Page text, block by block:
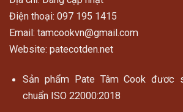
Điện thoại: 097 195 1415
Email: tamcookvn@gmail.com
Website: patecotden.net
Sản phẩm Pate Tâm Cook đươc
chuẩn ISO 22000:2018